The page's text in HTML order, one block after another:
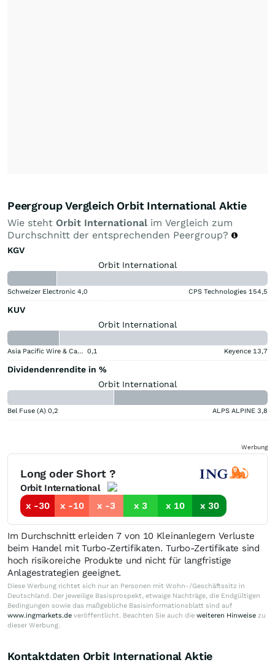
Peergroup Vergleich Orbit International Aktie
Wie steht Orbit International im Vergleich zum
Durchschnitt der entsprechenden Peergroup?
KGV
Orbit International
Schweizer Electronic 4,0 CPS Technologies 154,5
KUV
Orbit International
Asia Pacific Wire & Cable 0,1 Keyence 13,7
Dividendenrendite in %
Orbit International
Bel Fuse (A) 0,2 ALPS ALPINE 3,8
Werbung
Long oder Short ?
Orbit International
x -30
x -10 x -3 x 3 x 10 x 30
Im Durchschnitt erleiden 7 von 10 Kleinanlegern Verluste
beim Handel mit Turbo-Zertifikaten. Turbo-Zertifikate sind
hoch risikoreiche Produkte und nicht für langfristige
Anlagestrategien geeignet.
Diese Werbung richtet sich nur an Personen mit Wohn-/Geschäftssitz in
Deutschland. Der jeweilige Basisprospekt, etwaige Nachträge, die Endgültigen
Bedingungen sowie das maßgebliche Basisinformationsblatt sind auf
www.ingmarkets.de veröffentlicht. Beachten Sie auch die weiteren Hinweise zu
dieser Werbung.
Kontaktdaten Orbit International Aktie